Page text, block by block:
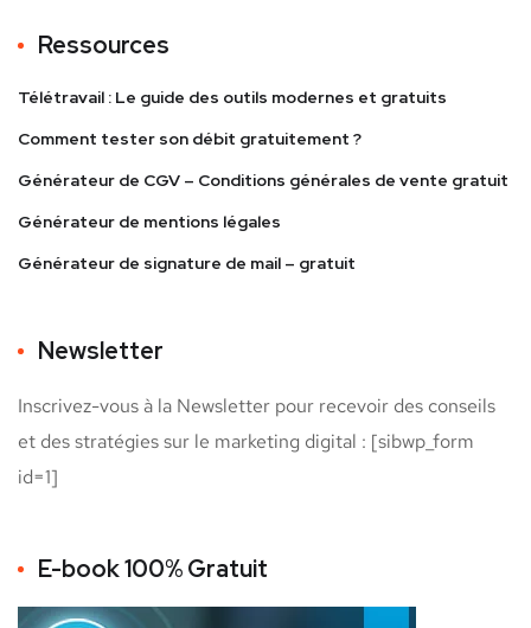
Ressources
Télétravail : Le guide des outils modernes et gratuits
Comment tester son débit gratuitement ?
Générateur de CGV – Conditions générales de vente gratuit
Générateur de mentions légales
Générateur de signature de mail – gratuit
Newsletter
Inscrivez-vous à la Newsletter pour recevoir des conseils
et des stratégies sur le marketing digital : [sibwp_form
id=1]
E-book 100% Gratuit